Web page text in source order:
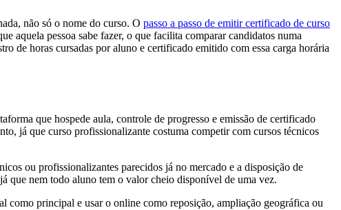
não só o nome do curso. O passo a passo de emitir certificado de curso
aquela pessoa sabe fazer, o que facilita comparar candidatos numa
de horas cursadas por aluno e certificado emitido com essa carga horária
que hospede aula, controle de progresso e emissão de certificado
já que curso profissionalizante costuma competir com cursos técnicos
ou profissionalizantes parecidos já no mercado e a disposição de
que nem todo aluno tem o valor cheio disponível de uma vez.
como principal e usar o online como reposição, ampliação geográfica ou